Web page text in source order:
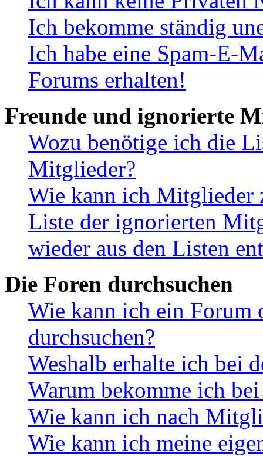
Ich bekomme ständig
Ich habe eine Spam-E-
Forums erhalten!
Freunde und ignorierte
Wozu benötige ich die
Mitglieder?
Wie kann ich Mitglieder
Liste der ignorierten
wieder aus den Listen
Die Foren durchsuchen
Wie kann ich ein Forum
durchsuchen?
Weshalb erhalte ich bei
Warum bekomme ich
Wie kann ich nach
Wie kann ich meine